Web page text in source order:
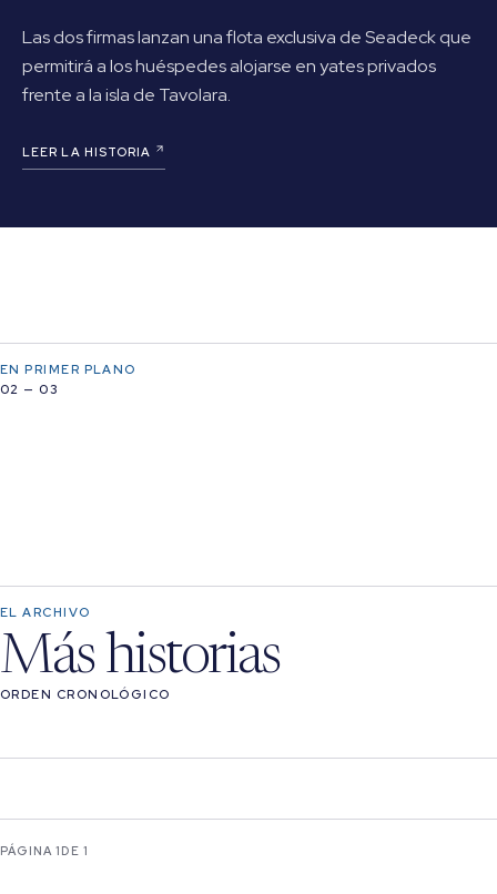
Las dos firmas lanzan una flota exclusiva de Seadeck que
permitirá a los huéspedes alojarse en yates privados
frente a la isla de Tavolara.
LEER LA HISTORIA
EN PRIMER PLANO
02 — 03
EL ARCHIVO
Más historias
ORDEN CRONOLÓGICO
PÁGINA 1 DE 1